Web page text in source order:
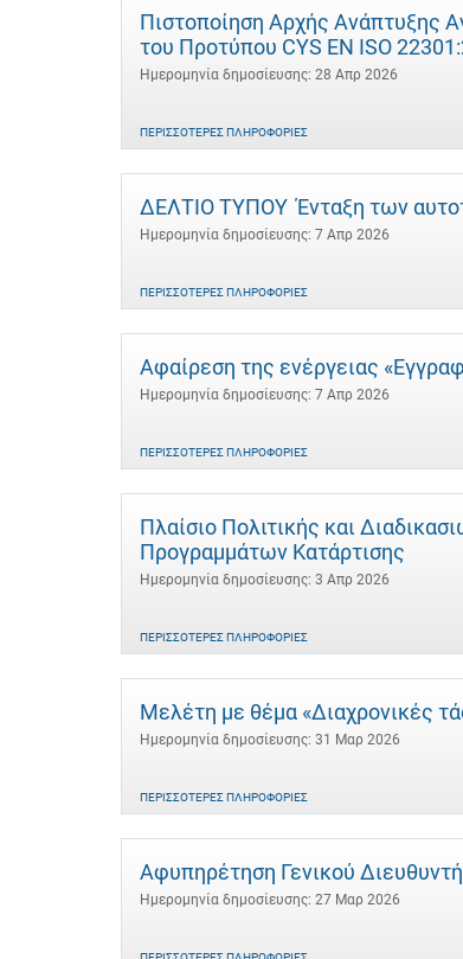
Πιστοποίηση Αρχής Ανάπτυξης
του Προτύπου CYS EN ISO
Ημερομηνία δημοσίευσης: 28 Απρ 2026
ΠΕΡΙΣΣΌΤΕΡΕΣ ΠΛΗΡΟΦΟΡΊΕΣ
ΔΕΛΤΙΟ ΤΥΠΟΥ Ένταξη των
Ημερομηνία δημοσίευσης: 7 Απρ 2026
ΠΕΡΙΣΣΌΤΕΡΕΣ ΠΛΗΡΟΦΟΡΊΕΣ
Αφαίρεση της ενέργειας
Ημερομηνία δημοσίευσης: 7 Απρ 2026
ΠΕΡΙΣΣΌΤΕΡΕΣ ΠΛΗΡΟΦΟΡΊΕΣ
Πλαίσιο Πολιτικής και
Προγραμμάτων Κατάρτισης
Ημερομηνία δημοσίευσης: 3 Απρ 2026
ΠΕΡΙΣΣΌΤΕΡΕΣ ΠΛΗΡΟΦΟΡΊΕΣ
Μελέτη με θέμα «Διαχρονικές
Ημερομηνία δημοσίευσης: 31 Μαρ 2026
ΠΕΡΙΣΣΌΤΕΡΕΣ ΠΛΗΡΟΦΟΡΊΕΣ
Αφυπηρέτηση Γενικού Διευθυντή
Ημερομηνία δημοσίευσης: 27 Μαρ 2026